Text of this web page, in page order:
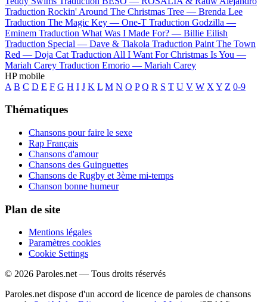
Traduction Rockin' Around The Christmas Tree — Brenda Lee
Traduction The Magic Key — One-T Traduction Godzilla —
Eminem Traduction What Was I Made For? — Billie Eilish
Traduction Special — Dave & Tiakola Traduction Paint The Town
Red — Doja Cat Traduction All I Want For Christmas Is You —
Mariah Carey Traduction Emorio — Mariah Carey
HP mobile
A B C D E F G H I J K L M N O P Q R S T U V W X Y Z 0-9
Thématiques
Chansons pour faire le sexe
Rap Français
Chansons d'amour
Chansons des Guinguettes
Chansons de Rugby et 3ème mi-temps
Chanson bonne humeur
Plan de site
Mentions légales
Paramètres cookies
Cookie Settings
© 2026 Paroles.net — Tous droits réservés
Paroles.net dispose d'un accord de licence de paroles de chansons